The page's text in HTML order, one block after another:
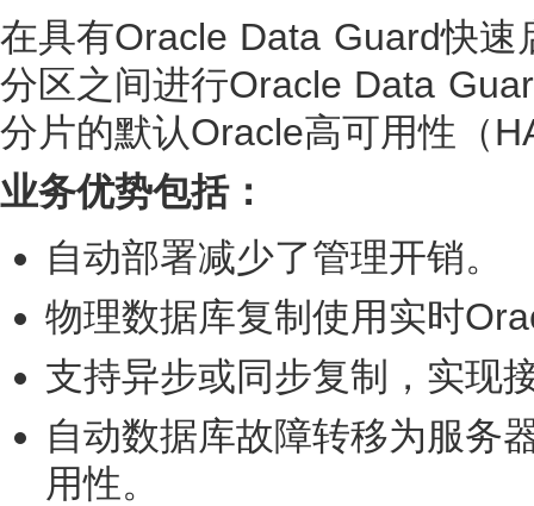
在具有Oracle Data Guard快速
分区之间进行Oracle Data
分片的默认Oracle高可用性（
业务优势包括：
自动部署减少了管理开销。
物理数据库复制使用实时
支持异步或同步复制，实现
自动数据库故障转移为服务
用性。